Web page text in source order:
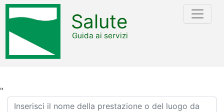
"
Salute
Guida ai servizi
Ricerca